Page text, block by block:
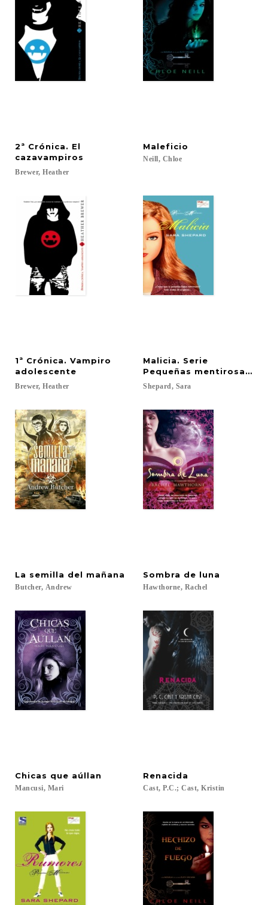
2ª Crónica. El
cazavampiros
Brewer, Heather
Maleficio
Neill, Chloe
1ª Crónica. Vampiro
adolescente
Brewer, Heather
Malicia. Serie
Pequeñas mentirosas
Shepard, Sara
La semilla del mañana
Butcher, Andrew
Sombra de luna
Hawthorne, Rachel
Chicas que aúllan
Mancusi, Mari
Renacida
Cast, P.C.; Cast, Kristin